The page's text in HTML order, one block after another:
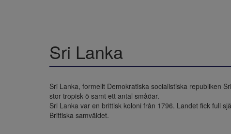
Sri Lanka
Sri Lanka, formellt Demokratiska socialistiska republiken
stor tropisk ö samt ett antal småöar.
Sri Lanka var en brittisk koloni från 1796. Landet fick full
Brittiska samväldet.